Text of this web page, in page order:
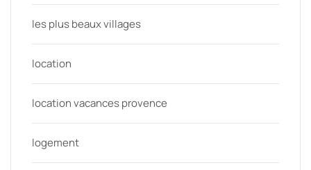
les plus beaux villages
location
location vacances provence
logement